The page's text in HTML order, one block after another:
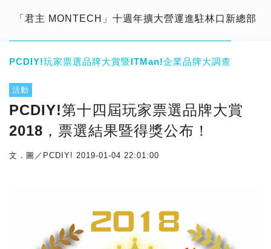
「君主 MONTECH」十週年擴大營運進駐林口新總部
PCDIY!玩家票選品牌大賞暨ITMan!企業品牌大調查
活動
PCDIY!第十四屆玩家票選品牌大賞
2018，票選結果暨得獎公布！
文．圖／PCDIY! 2019-01-04 22:01:00